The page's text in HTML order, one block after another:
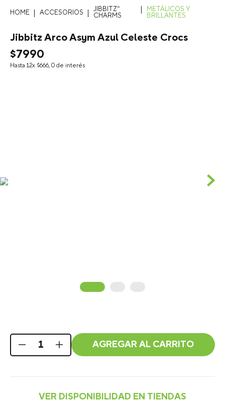
ACCESORIOS
JIBBITZ™
CHARMS
METÁLICOS Y
BRILLANTES
Jibbitz Arco Asym Azul Celeste Crocs
$7990
Hasta 12x $666, 0 de interés
AGREGAR AL CARRITO